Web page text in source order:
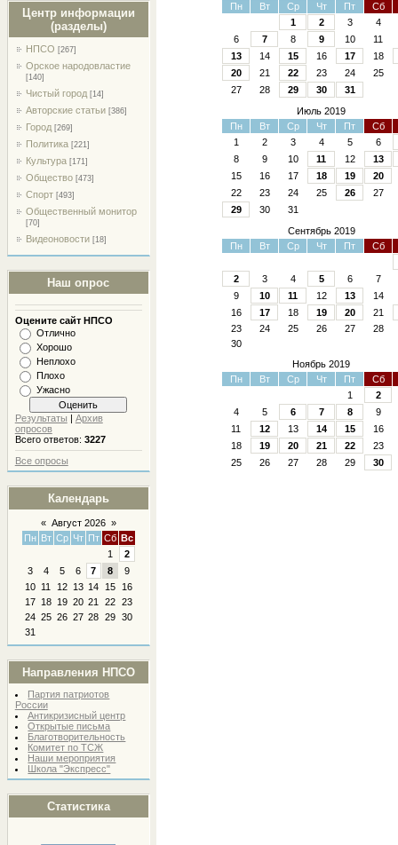
Центр информации
(разделы)
НПСО [267]
Орское народовластие
[140]
Чистый город [14]
Авторские статьи [386]
Город [269]
Политика [221]
Культура [171]
Общество [473]
Спорт [493]
Общественный монитор
[70]
Видеоновости [18]
Наш опрос
Оцените сайт НПСО
Отлично
Хорошо
Неплохо
Плохо
Ужасно
Результаты
Архив
опросов
Всего ответов: 3227
Все опросы
Календарь
« Август 2026 »
Пн Вт Ср Чт Пт Сб Вс
1
2
3
4 5 6 7 8
9
10
11 12 13 14 15
16
17
18 19 20 21 22
23
24 25 26 27 28 29
30
31
Направления НПСО
Партия патриотов
России
Антикризисный центр
Открытые письма
Благотворительность
Комитет по ТСЖ
Наши мероприятия
Школа "Экспресс"
Статистика
Пн
Вт Ср Чт Пт
Сб
1
2 3
4
6
7 8 9 10
11
13
14 15 16 17
18
20
21 22 23 24
25
27
28 29 30
31
Июль 2019
Пн
Вт Ср Чт Пт
Сб
1
2 3 4 5
6
8
9 10 11 12
13
15
16 17 18 19
20
22
23 24 25 26
27
29
30
31
Сентябрь 2019
Пн
Вт Ср Чт Пт Сб
2 3 4 5 6
7
9
10 11 12 13
14
16
17 18 19 20
21
23
24 25 26 27
28
30
Ноябрь 2019
Пн
Вт Ср Чт Пт
Сб
1
2
4
5 6 7 8
9
11
12 13 14 15
16
18
19 20 21 22
23
25
26 27 28 29 30